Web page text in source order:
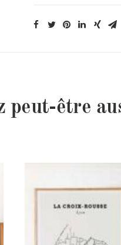
Lyon
peut-être